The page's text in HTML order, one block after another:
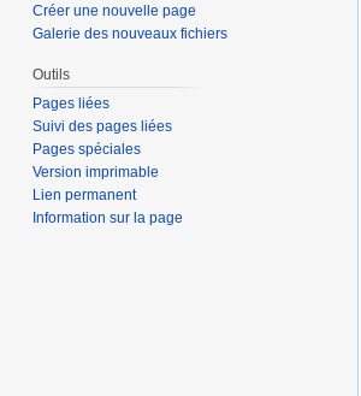
Créer une nouvelle page
Galerie des nouveaux fichiers
Outils
Pages liées
Suivi des pages liées
Pages spéciales
Version imprimable
Lien permanent
Information sur la page